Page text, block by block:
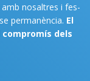
nosaltres i fes-
permanència. El
dels